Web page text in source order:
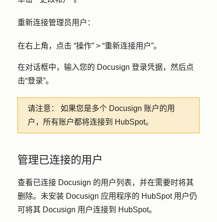
重新连接管理员用户：
在右上角，点击 “操作” > “重新连接用户”。
在对话框中，输入您的 Docusign 登录凭据，然后点
击“登录”。
请注意：
如果您是多个 Docusign 账户的用
户，所有账户都将连接到 HubSpot。
管理已连接的用户
查看已连接 Docusign 的用户列表，并在需要时将其
删除。未安装 Docusign 应用程序的 HubSpot 用户仍
可将其 Docusign 用户连接到 HubSpot。